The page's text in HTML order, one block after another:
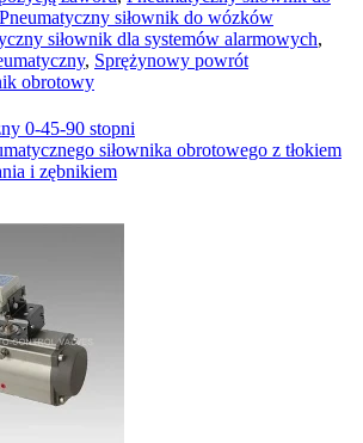
Pneumatyczny siłownik do wózków
siłownik dla systemów alarmowych,
, Sprężynowy powrót
obrotowy
0-45-90 stopni
siłownika obrotowego z tłokiem
i zębnikiem